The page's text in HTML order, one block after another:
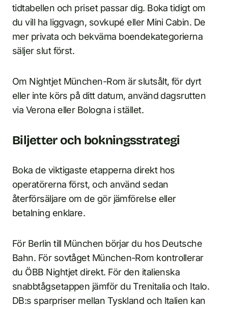
tidtabellen och priset passar dig. Boka tidigt om
du vill ha liggvagn, sovkupé eller Mini Cabin. De
mer privata och bekväma boendekategorierna
säljer slut först.
Om Nightjet München-Rom är slutsålt, för dyrt
eller inte körs på ditt datum, använd dagsrutten
via Verona eller Bologna i stället.
Biljetter och bokningsstrategi
Boka de viktigaste etapperna direkt hos
operatörerna först, och använd sedan
återförsäljare om de gör jämförelse eller
betalning enklare.
För Berlin till München börjar du hos Deutsche
Bahn. För sovtåget München-Rom kontrollerar
du ÖBB Nightjet direkt. För den italienska
snabbtågsetappen jämför du Trenitalia och Italo.
DB:s sparpriser mellan Tyskland och Italien kan